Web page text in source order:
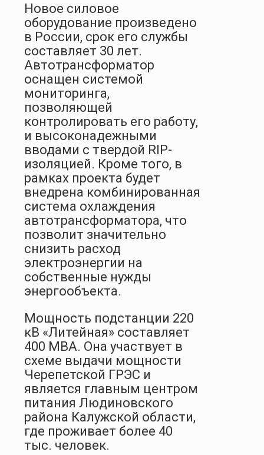
Новое силовое
оборудование произведено
в России, срок его службы
составляет 30 лет.
Автотрансформатор
оснащен системой
мониторинга,
позволяющей
контролировать его работу,
и высоконадежными
вводами с твердой RIP-
изоляцией. Кроме того, в
рамках проекта будет
внедрена комбинированная
система охлаждения
автотрансформатора, что
позволит значительно
снизить расход
электроэнергии на
собственные нужды
энергообъекта.
Мощность подстанции 220
кВ «Литейная» составляет
400 МВА. Она участвует в
схеме выдачи мощности
Черепетской ГРЭС и
является главным центром
питания Людиновского
района Калужской области,
где проживает более 40
тыс. человек.